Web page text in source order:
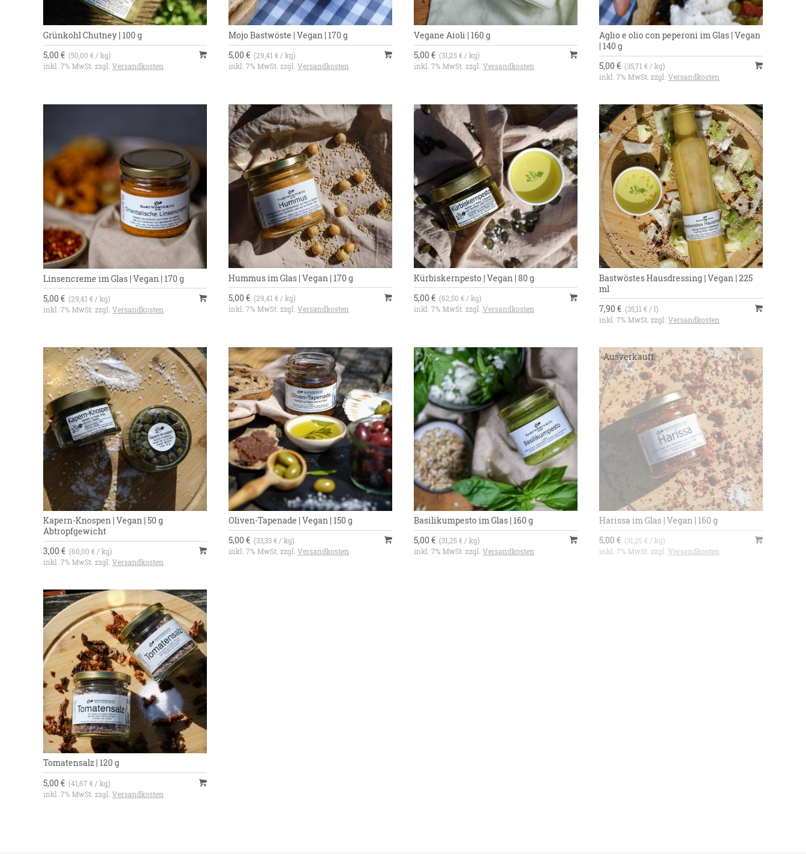
Grünkohl Chutney | 100 g
5,00 € (50,00 € / kg)
inkl. 7% MwSt. zzgl. Versandkosten
Mojo Bastwöste | Vegan | 170 g
5,00 € (29,41 € / kg)
inkl. 7% MwSt. zzgl. Versandkosten
Vegane Aioli | 160 g
5,00 € (31,25 € / kg)
inkl. 7% MwSt. zzgl. Versandkosten
Aglio e olio con peperoni im Glas | Vegan
| 140 g
5,00 € (35,71 € / kg)
inkl. 7% MwSt. zzgl. Versandkosten
Linsencreme im Glas | Vegan | 170 g
5,00 € (29,41 € / kg)
inkl. 7% MwSt. zzgl. Versandkosten
Hummus im Glas | Vegan | 170 g
5,00 € (29,41 € / kg)
inkl. 7% MwSt. zzgl. Versandkosten
Kürbiskernpesto | Vegan | 80 g
5,00 € (62,50 € / kg)
inkl. 7% MwSt. zzgl. Versandkosten
Bastwöstes Hausdressing | Vegan | 225
ml
7,90 € (35,11 € / l)
inkl. 7% MwSt. zzgl. Versandkosten
Kapern-Knospen | Vegan | 50 g
Abtropfgewicht
3,00 € (60,00 € / kg)
inkl. 7% MwSt. zzgl. Versandkosten
Oliven-Tapenade | Vegan | 150 g
5,00 € (33,33 € / kg)
inkl. 7% MwSt. zzgl. Versandkosten
Basilikumpesto im Glas | 160 g
5,00 € (31,25 € / kg)
inkl. 7% MwSt. zzgl. Versandkosten
Harissa im Glas | Vegan | 160 g
5,00 € (31,25 € / kg)
inkl. 7% MwSt. zzgl. Versandkosten
Tomatensalz | 120 g
5,00 € (41,67 € / kg)
inkl. 7% MwSt. zzgl. Versandkosten